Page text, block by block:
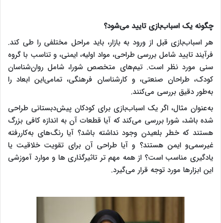
چگونه یک اسباب‌بازی تایید می‌شود؟
هر اسباب‌بازی قبل از ورود به بازار، باید مراحل مختلفی را طی کند.
فرآیند تایید شامل بررسی طراحی، مواد اولیه، ایمنی، و تناسب با گروه
سنی مورد نظر است. تیم‌های متخصص شورا، شامل روان‌شناسان
کودک، طراحان صنعتی، و کارشناسان فرهنگی، تمامی‌این ابعاد را
به‌طور دقیق بررسی می‌کنند.
به‌عنوان مثال، اگر یک اسباب‌بازی برای کودکان پیش‌دبستانی طراحی
شده باشد، شورا بررسی می‌کند که آیا قطعات آن به اندازه کافی بزرگ
هستند که خطر بلعیدن وجود نداشته باشد؟ آیا رنگ‌های به‌کاررفته
غیرسمی‌و ایمن هستند؟ و آیا طراحی آن برای تقویت خلاقیت یا
یادگیری مناسب است؟ از همه مهم تر تاثیرگذاری ها و موارد آموزشی
این ابزارها مورد توجه قرار می‌گیرد.